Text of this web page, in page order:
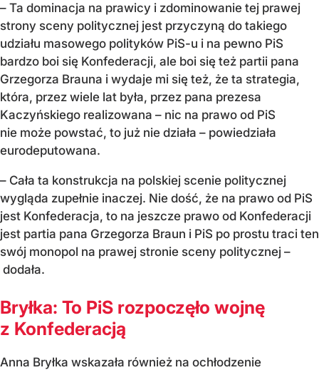
– Ta dominacja na prawicy i zdominowanie tej prawej
strony sceny politycznej jest przyczyną do takiego
udziału masowego polityków PiS-u i na pewno PiS
bardzo boi się Konfederacji, ale boi się też partii pana
Grzegorza Brauna i wydaje mi się też, że ta strategia,
która, przez wiele lat była, przez pana prezesa
Kaczyńskiego realizowana – nic na prawo od PiS
nie może powstać, to już nie działa – powiedziała
eurodeputowana.
– Cała ta konstrukcja na polskiej scenie politycznej
wygląda zupełnie inaczej. Nie dość, że na prawo od PiS
jest Konfederacja, to na jeszcze prawo od Konfederacji
jest partia pana Grzegorza Braun i PiS po prostu traci ten
swój monopol na prawej stronie sceny politycznej –
dodała.
Bryłka: To PiS rozpoczęło wojnę
z Konfederacją
Anna Bryłka wskazała również na ochłodzenie